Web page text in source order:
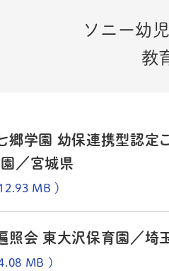
ソニー幼
教
七郷学園 幼保連携型認定
園／宮城県
MB ）
遍照会 東大沢保育園／埼
MB ）